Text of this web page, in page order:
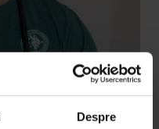
Despre
patients